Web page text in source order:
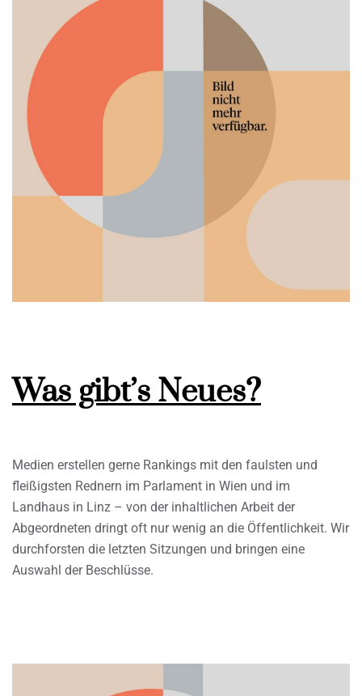
Was gibt’s Neues?
Medien erstellen gerne Rankings mit den faulsten und
fleißigsten Rednern im Parlament in Wien und im
Landhaus in Linz – von der inhaltlichen Arbeit der
Abgeordneten dringt oft nur wenig an die Öffentlichkeit. Wir
durchforsten die letzten Sitzungen und bringen eine
Auswahl der Beschlüsse.